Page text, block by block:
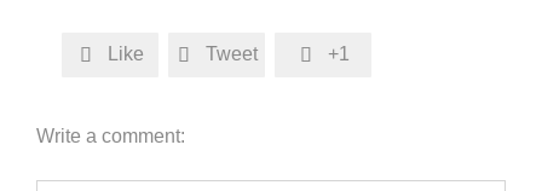
 Like  Tweet  +1
Write a comment: